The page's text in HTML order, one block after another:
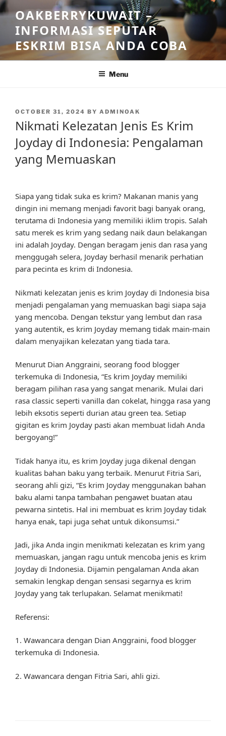
Skip
to
content
OAKBERRYKUWAIT –
INFORMASI SEPUTAR
ESKRIM BISA ANDA COBA
Menu
POSTED
OCTOBER 31, 2024 BY ADMINOAK
Nikmati Kelezatan Jenis Es Krim
Joyday di Indonesia: Pengalaman
yang Memuaskan
Siapa yang tidak suka es krim? Makanan manis yang
dingin ini memang menjadi favorit bagi banyak orang,
terutama di Indonesia yang memiliki iklim tropis. Salah
satu merek es krim yang sedang naik daun belakangan
ini adalah Joyday. Dengan beragam jenis dan rasa yang
menggugah selera, Joyday berhasil menarik perhatian
para pecinta es krim di Indonesia.
Nikmati kelezatan jenis es krim Joyday di Indonesia bisa
menjadi pengalaman yang memuaskan bagi siapa saja
yang mencoba. Dengan tekstur yang lembut dan rasa
yang autentik, es krim Joyday memang tidak main-main
dalam menyajikan kelezatan yang tiada tara.
Menurut Dian Anggraini, seorang food blogger
terkemuka di Indonesia, “Es krim Joyday memiliki
beragam pilihan rasa yang sangat menarik. Mulai dari
rasa classic seperti vanilla dan cokelat, hingga rasa yang
lebih eksotis seperti durian atau green tea. Setiap
gigitan es krim Joyday pasti akan membuat lidah Anda
bergoyang!”
Tidak hanya itu, es krim Joyday juga dikenal dengan
kualitas bahan baku yang terbaik. Menurut Fitria Sari,
seorang ahli gizi, “Es krim Joyday menggunakan bahan
baku alami tanpa tambahan pengawet buatan atau
pewarna sintetis. Hal ini membuat es krim Joyday tidak
hanya enak, tapi juga sehat untuk dikonsumsi.”
Jadi, jika Anda ingin menikmati kelezatan es krim yang
memuaskan, jangan ragu untuk mencoba jenis es krim
Joyday di Indonesia. Dijamin pengalaman Anda akan
semakin lengkap dengan sensasi segarnya es krim
Joyday yang tak terlupakan. Selamat menikmati!
Referensi:
1. Wawancara dengan Dian Anggraini, food blogger
terkemuka di Indonesia.
2. Wawancara dengan Fitria Sari, ahli gizi.